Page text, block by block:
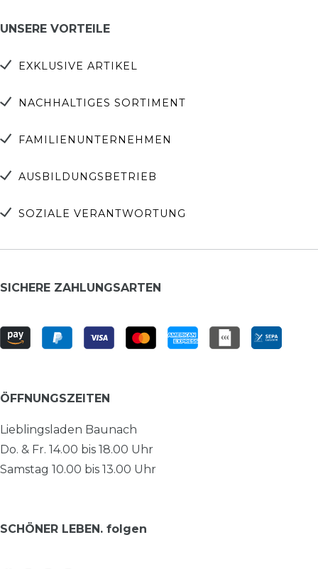
UNSERE VORTEILE
EXKLUSIVE ARTIKEL
NACHHALTIGES SORTIMENT
FAMILIENUNTERNEHMEN
AUSBILDUNGSBETRIEB
SOZIALE VERANTWORTUNG
SICHERE ZAHLUNGSARTEN
ÖFFNUNGSZEITEN
Lieblingsladen Baunach
Do. & Fr. 14.00 bis 18.00 Uhr
Samstag 10.00 bis 13.00 Uhr
SCHÖNER LEBEN. folgen